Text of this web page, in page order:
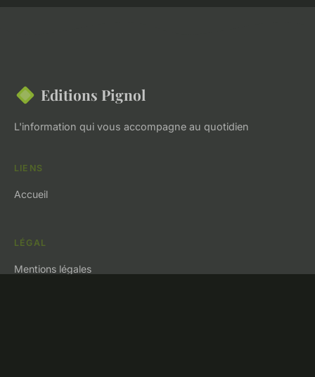
Editions Pignol
L'information qui vous accompagne au quotidien
LIENS
Accueil
LÉGAL
Mentions légales